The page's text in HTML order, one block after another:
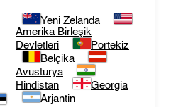
Yeni Zelanda
Amerika Birleşik
Devletleri
Portekiz
Belçika
Avusturya
Hindistan
Georgia
Arjantin